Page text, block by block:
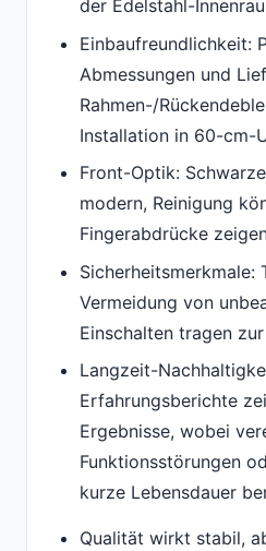
der Edelstahl-
Einbaufreundlichkeit:
Abmessungen und
Rahmen-/
Installation in 60-cm-
Front-Optik:
modern, Reinigung
Fingerabdrücke
Sicherheitsmerkmale:
Vermeidung von
Einschalten tragen
Langzeit-
Erfahrungsberichte
Ergebnisse, wobei
Funktionsstörungen
kurze Lebensdauer
Qualität wirkt stabil,